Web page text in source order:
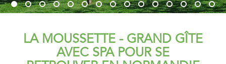
LA MOUSSETTE - GRAND GÎTE
AVEC SPA POUR SE